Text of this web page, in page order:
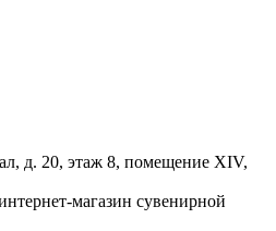
д. 20, этаж 8, помещение XIV,
магазин сувенирной